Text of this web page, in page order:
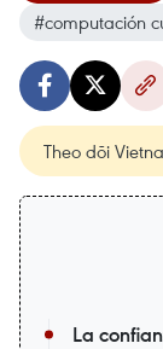
#computación
Theo dõi
La